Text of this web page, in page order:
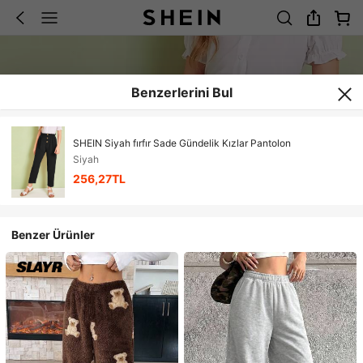
Benzerlerini Bul
SHEIN Siyah fırfır Sade Gündelik Kızlar Pantolon
Siyah
256,27TL
Benzer Ürünler